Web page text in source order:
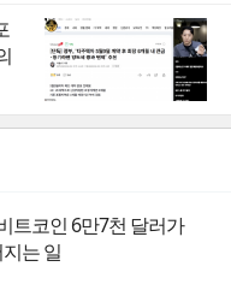
트코인 6만7천 달러가
는 일